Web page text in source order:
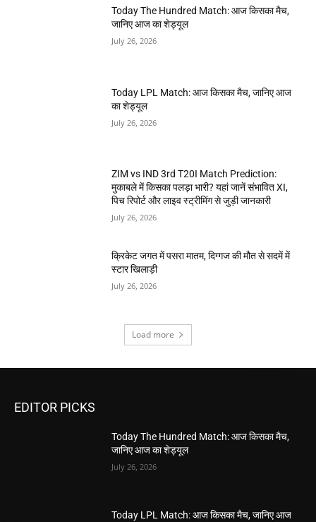
Today The Hundred Match: आज किसका मैच,
जानिए आज का शेड्यूल
July 26, 2026
Today LPL Match: आज किसका मैच, जानिए आज
का शेड्यूल
July 26, 2026
ZIM vs IND 3rd T20I Match Prediction:
मुकाबले में किसका पलड़ा भारी? यहां जानें संभावित XI,
पिच रिपोर्ट और लाइव स्ट्रीमिंग से जुड़ी जानकारी
July 26, 2026
क्रिकेट जगत में पसरा मातम, दिग्गज की मौत से सदमें में
स्टार खिलाड़ी
July 26, 2026
Load more
EDITOR PICKS
Today The Hundred Match: आज किसका मैच,
जानिए आज का शेड्यूल
July 26, 2026
Today LPL Match: आज किसका मैच, जानिए आज